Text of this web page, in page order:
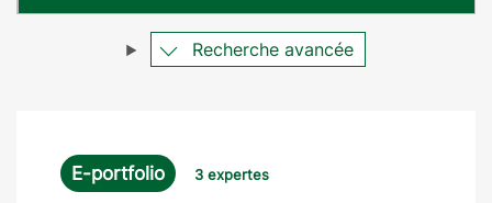
e
Recherche avancée
E-portfolio 3 expertes